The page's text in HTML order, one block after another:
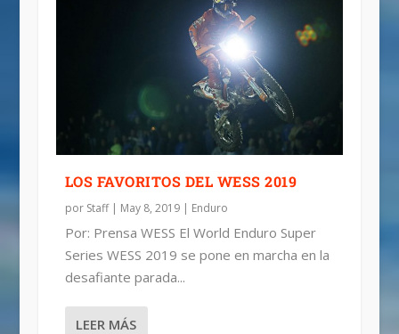
LOS FAVORITOS DEL WESS 2019
por Staff| May 8, 2019| Enduro
Por: Prensa WESS El World Enduro Super
Series WESS 2019 se pone en marcha en la
desafiante parada...
LEER MÁS